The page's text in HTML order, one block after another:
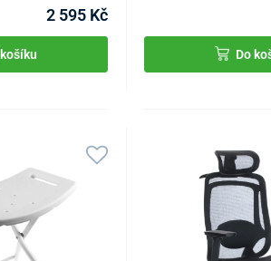
2 595 Kč
Do